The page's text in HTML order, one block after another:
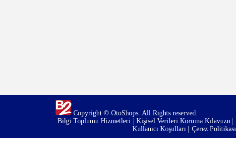
Copyright © OtoShops. All Rights reserved.
Bilgi Toplumu Hizmetleri
Kişisel Verileri Koruma Kılavuzu
Kullanıcı Koşulları
Çerez Politikası